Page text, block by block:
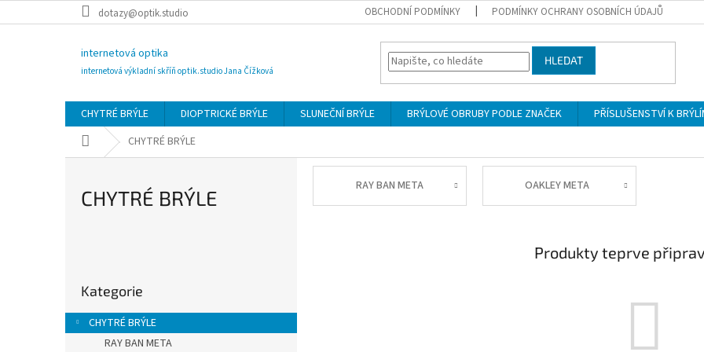
na
dotazy@optik.studio OBCHODNÍ PODMÍNKY PODMÍNKY OCHRANY OSOBNÍCH ÚDAJŮ
internetová optika
internetová výkladní skříň optik.studio Jana Čížková
HLEDAT
CHYTRÉ BRÝLE DIOPTRICKÉ BRÝLE SLUNEČNÍ BRÝLE BRÝLOVÉ OBRUBY PODLE ZNAČEK PŘÍSLUŠENSTVÍ K
Domů CHYTRÉ BRÝLE
CHYTRÉ BRÝLE
r
a
kategorie
Kategorie
CHYTRÉ BRÝLE
RAY BAN META
RAY BAN META OAKLEY META
Produkty teprve